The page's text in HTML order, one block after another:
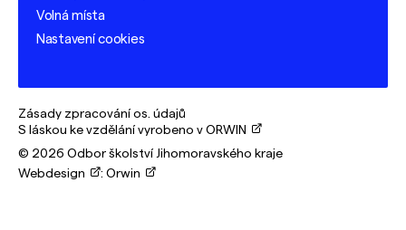
Volná místa
Nastavení cookies
Zásady zpracování os. údajů
S láskou ke vzdělání vyrobeno v ORWIN
© 2026 Odbor školství Jihomoravského kraje
Webdesign
: Orwin